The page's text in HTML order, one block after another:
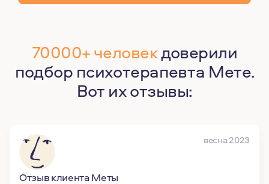
70000+ человекдоверили
подбор психотерапевта Мете.
Вот их отзывы:
весна 2023
Отзыв клиента Меты